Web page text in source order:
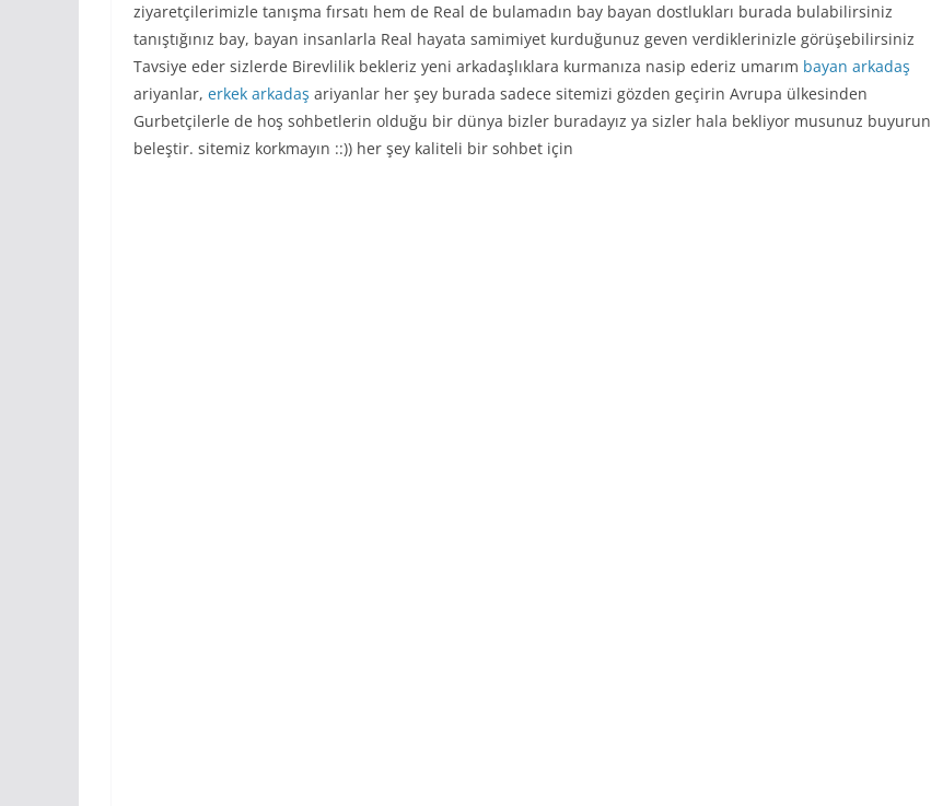
ziyaretçilerimizle tanışma fırsatı hem de Real de bulamadın bay bayan dostlukları burada bulabilirsiniz
tanıştığınız bay, bayan insanlarla Real hayata samimiyet kurduğunuz geven verdiklerinizle görüşebilirsiniz
Tavsiye eder sizlerde Birevlilik bekleriz yeni arkadaşlıklara kurmanıza nasip ederiz umarım bayan arkadaş
ariyanlar, erkek arkadaş ariyanlar her şey burada sadece sitemizi gözden geçirin Avrupa ülkesinden
Gurbetçilerle de hoş sohbetlerin olduğu bir dünya bizler buradayız ya sizler hala bekliyor musunuz buyurun
beleştir. sitemiz korkmayın ::)) her şey kaliteli bir sohbet için